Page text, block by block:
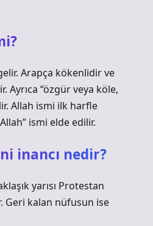
Arapça kökenlidir ve
Ayrıca “özgür veya köle,
Allah ismi ilk harfle
ismi elde edilir.
inancı nedir?
yarısı Protestan
Geri kalan nüfusun ise